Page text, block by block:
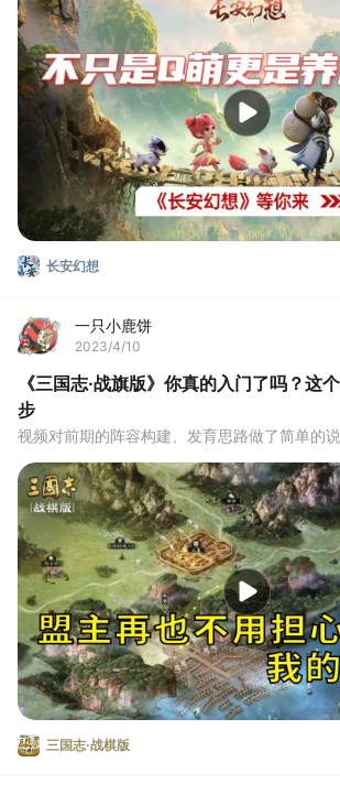
长安幻想
一只小鹿饼
2023/4/10
《三国志·战旗版》你真的入门了吗？这
步
视频对前期的阵容构建、发育思路做了简单的
你驰骋沙场。#游戏安利#攻略#游戏推荐
三国志·战棋版